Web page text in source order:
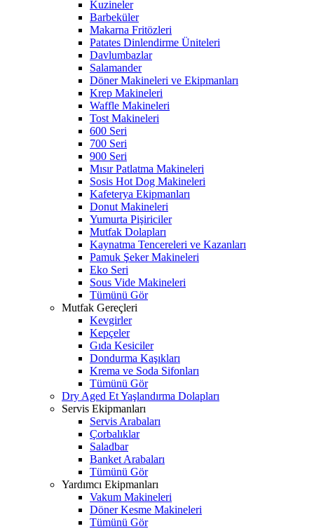
Kuzineler
Barbeküler
Makarna Fritözleri
Patates Dinlendirme Üniteleri
Davlumbazlar
Salamander
Döner Makineleri ve Ekipmanları
Krep Makineleri
Waffle Makineleri
Tost Makineleri
600 Seri
700 Seri
900 Seri
Mısır Patlatma Makineleri
Sosis Hot Dog Makineleri
Kafeterya Ekipmanları
Donut Makineleri
Yumurta Pişiriciler
Mutfak Dolapları
Kaynatma Tencereleri ve Kazanları
Pamuk Şeker Makineleri
Eko Seri
Sous Vide Makineleri
Tümünü Gör
Mutfak Gereçleri
Kevgirler
Kepçeler
Gıda Kesiciler
Dondurma Kaşıkları
Krema ve Soda Sifonları
Tümünü Gör
Dry Aged Et Yaşlandırma Dolapları
Servis Ekipmanları
Servis Arabaları
Çorbalıklar
Saladbar
Banket Arabaları
Tümünü Gör
Yardımcı Ekipmanları
Vakum Makineleri
Döner Kesme Makineleri
Tümünü Gör